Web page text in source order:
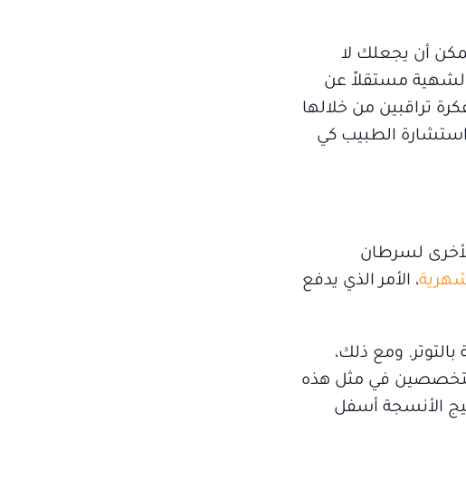
أن يجعلك لا
مستقلاً عن
تراقبين من خلالها
استشارة الطبيب كي
لسرطان
، الأمر الذي يدفع
ومع ذلك،
في مثل هذه
الأنسجة أسفل